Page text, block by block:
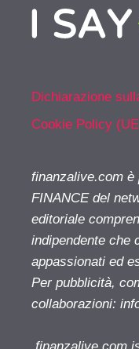
Dichiarazione
Cookie Policy
finanzalive.com è
FINANCE del
editoriale
indipendente che
appassionati ed
Per pubblicità,
collaborazioni: